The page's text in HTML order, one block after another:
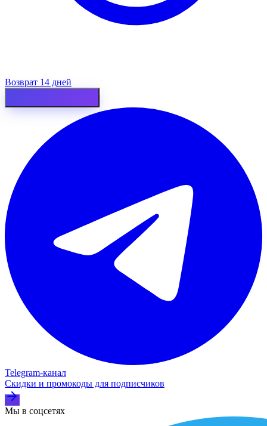
Возврат 14 дней
Telegram‑канал
Скидки и промокоды для подписчиков
Мы в соцсетях